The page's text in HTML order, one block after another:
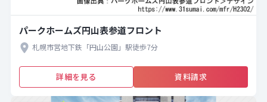
パークホームズ円山表参道フロント
札幌市営地下鉄「円山公園」駅徒歩7分
詳細を見る 資料請求